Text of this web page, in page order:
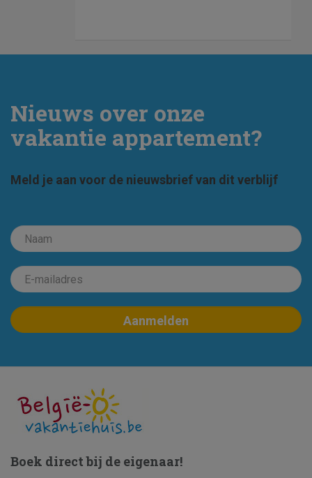
Nieuws over onze
vakantie appartement?
Meld je aan voor de nieuwsbrief van dit verblijf
Boek direct bij de eigenaar!